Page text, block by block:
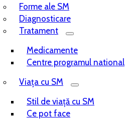
Forme ale SM
Diagnosticare
Tratament
Medicamente
Centre programul national
Viața cu SM
Stil de viață cu SM
Ce pot face